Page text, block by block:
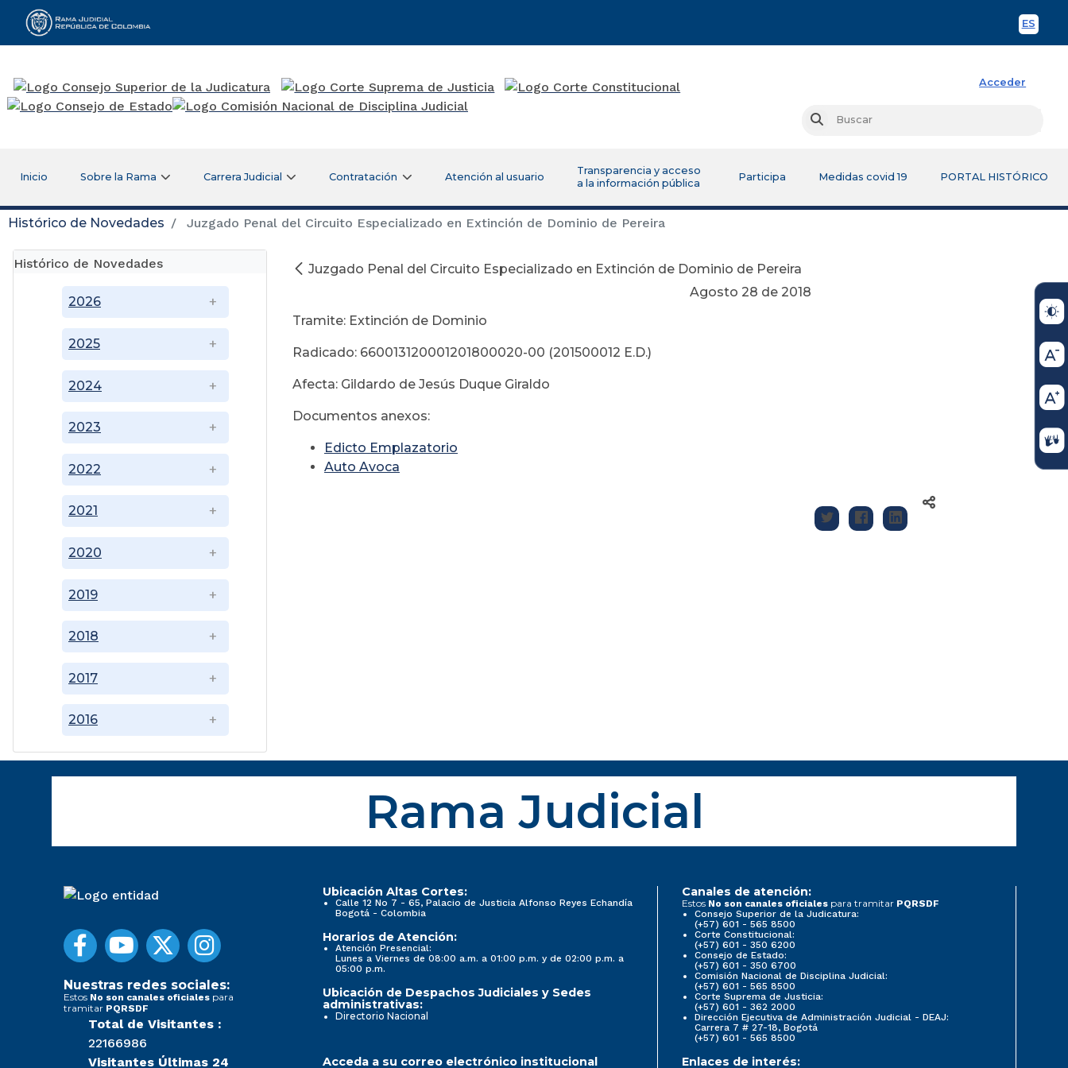
ES
Rama Judicial
Acceder
Buscar
Inicio Sobre la Rama Carrera Judicial Contratación Atención al usuario
Transparencia y acceso
a la información pública
Participa Medidas covid 19 PORTAL HISTÓRICO
Histórico de Novedades Juzgado Penal del Circuito Especializado en Extinción de Dominio de Pereira
Histórico de Novedades
2016
2017
2018
2019
2020
2021
2022
2023
2024
2025
2026
Juzgado Penal del Circuito Especializado en Extinción de Dominio de Pereira
Agosto 28 de 2018
Tramite: Extinción de Dominio
Radicado: 660013120001201800020-00 (201500012 E.D.)
Afecta: Gildardo de Jesús Duque Giraldo
Documentos anexos:
Edicto Emplazatorio
Auto Avoca
Rama Judicial
Nuestras redes sociales:
Estos No son canales oficiales para
tramitar PQRSDF
Total de Visitantes :
22166986
Visitantes Últimas 24
Ubicación Altas Cortes:
Calle 12 No 7 - 65, Palacio de Justicia Alfonso Reyes Echandía
Bogotá - Colombia
Horarios de Atención:
Atención Presencial:
Lunes a Viernes de 08:00 a.m. a 01:00 p.m. y de 02:00 p.m. a
05:00 p.m.
Ubicación de Despachos Judiciales y Sedes
administrativas:
Directorio Nacional
Canales de atención:
Estos No son canales oficiales para tramitar PQRSDF
Consejo Superior de la Judicatura:
(+57) 601 - 565 8500
Corte Constitucional:
(+57) 601 - 350 6200
Consejo de Estado:
(+57) 601 - 350 6700
Comisión Nacional de Disciplina Judicial:
(+57) 601 - 565 8500
Corte Suprema de Justicia:
(+57) 601 - 362 2000
Dirección Ejecutiva de Administración Judicial - DEAJ:
Carrera 7 # 27-18, Bogotá
(+57) 601 - 565 8500
Acceda a su correo electrónico institucional Enlaces de interés: